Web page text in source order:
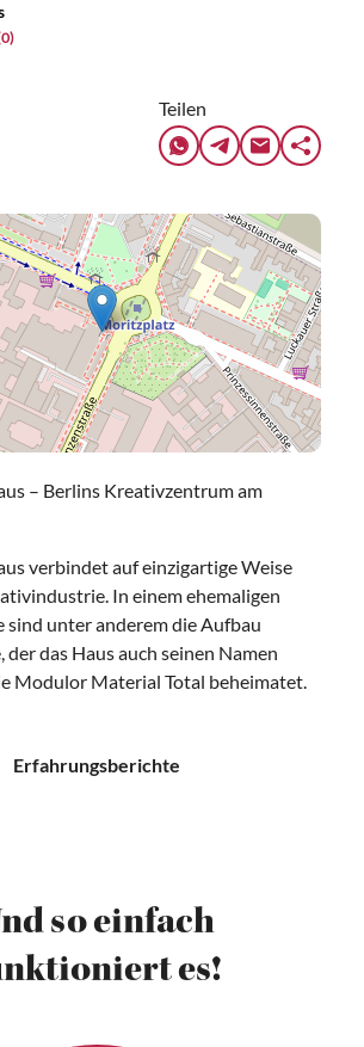
Teilen
– Berlins Kreativzentrum am
verbindet auf einzigartige Weise
In einem ehemaligen
sind unter anderem die Aufbau
der das Haus auch seinen Namen
Modulor Material Total beheimatet.
Erfahrungsberichte
so einfach
es!